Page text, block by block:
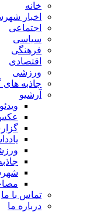
خانه
اخبار
اجتماعی
سیاسی
فرهنگی
اقتصادی
ورزشی
جاذبه
آرشیو
ویدئو
تماس با ما
درباره ما